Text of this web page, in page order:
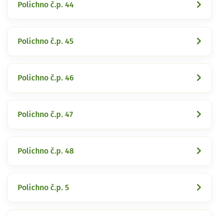
Polichno č.p. 44
Polichno č.p. 45
Polichno č.p. 46
Polichno č.p. 47
Polichno č.p. 48
Polichno č.p. 5